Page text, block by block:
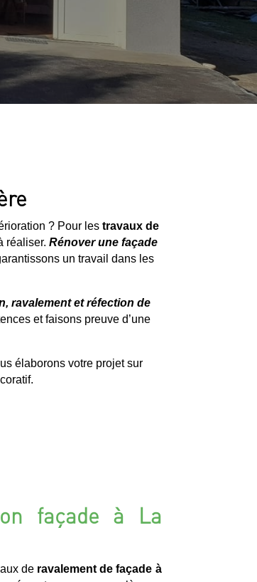
? Pour les travaux de
réaliser. Rénover une façade
un travail dans les
ravalement et réfection de
et faisons preuve d’une
élaborons votre projet sur
façade à La
de ravalement de façade à